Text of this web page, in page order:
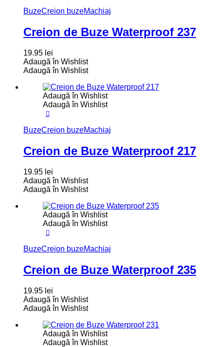
BuzeCreion buzeMachiaj
Creion de Buze Waterproof 237
19.95 lei
Adaugă în Wishlist
Adaugă în Wishlist
Adaugă în Wishlist
Adaugă în Wishlist
BuzeCreion buzeMachiaj
Creion de Buze Waterproof 217
19.95 lei
Adaugă în Wishlist
Adaugă în Wishlist
Adaugă în Wishlist
Adaugă în Wishlist
BuzeCreion buzeMachiaj
Creion de Buze Waterproof 235
19.95 lei
Adaugă în Wishlist
Adaugă în Wishlist
Adaugă în Wishlist
Adaugă în Wishlist